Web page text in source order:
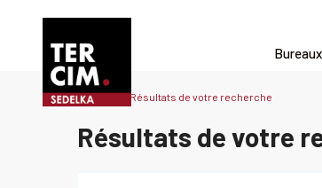
Bureaux
Accueil Résultats de votre recherche
Résultats de votre